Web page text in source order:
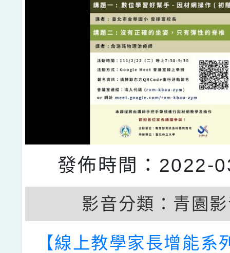
發佈時間：2022-
影音分類： 青園
【線上教學家長增能系